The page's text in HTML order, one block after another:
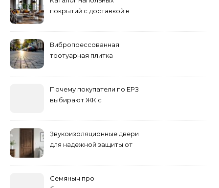
покрытий с доставкой в
Вибропрессованная
тротуарная плитка
Почему покупатели по ЕРЗ
выбирают ЖК с
Звукоизоляционные двери
для надежной защиты от
Семяныч про